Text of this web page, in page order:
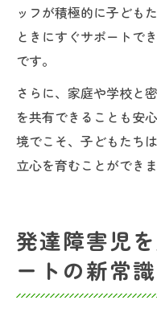
ッフが積極的に子ども
ときにすぐサポートで
です。
さらに、家庭や学校と
を共有できることも安
境でこそ、子どもたち
立心を育むことができま
発達障害児
ートの新常識